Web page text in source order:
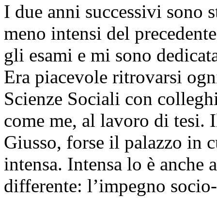
I due anni successivi sono
meno intensi del
gli esami e mi sono
Era piacevole ritrovarsi
Scienze Sociali con
come me, al lavoro di tesi.
Giusso, forse il palazzo in
intensa. Intensa lo è
differente: l’impegno